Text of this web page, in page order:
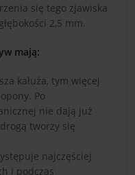
się tego zjawiska
2,5 mm.
mają:
kałuża, tym więcej
Po
nie dają już
tworzy się
najczęściej
i podczas